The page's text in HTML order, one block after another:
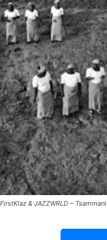
FirstKlaz & JAZZWRLD – Tsammani